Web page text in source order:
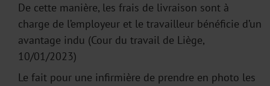
De cette manière, les frais de livraison sont à
charge de l’employeur et le travailleur bénéficie d’un
avantage indu (Cour du travail de Liège,
10/01/2023)
Le fait pour une infirmière de prendre en photo les